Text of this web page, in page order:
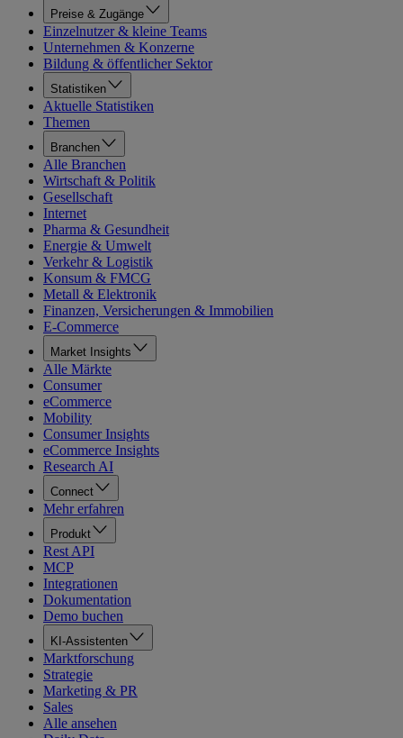
Preise & Zugänge
Einzelnutzer & kleine Teams
Unternehmen & Konzerne
Bildung & öffentlicher Sektor
Statistiken
Aktuelle Statistiken
Themen
Branchen
Alle Branchen
Wirtschaft & Politik
Gesellschaft
Internet
Pharma & Gesundheit
Energie & Umwelt
Verkehr & Logistik
Konsum & FMCG
Metall & Elektronik
Finanzen, Versicherungen & Immobilien
E-Commerce
Market Insights
Alle Märkte
Consumer
eCommerce
Mobility
Consumer Insights
eCommerce Insights
Research AI
Connect
Mehr erfahren
Produkt
Rest API
MCP
Integrationen
Dokumentation
Demo buchen
KI-Assistenten
Marktforschung
Strategie
Marketing & PR
Sales
Alle ansehen